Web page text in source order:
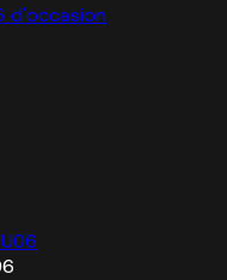
d'occasion